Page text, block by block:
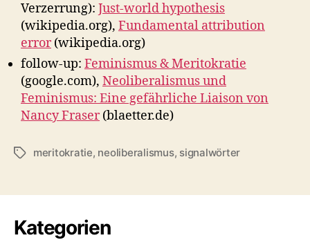
Verzerrung): Just-world hypothesis
(wikipedia.org), Fundamental attribution
error(wikipedia.org)
follow-up: Feminismus & Meritokratie
(google.com), Neoliberalismus und
Feminismus: Eine gefährliche Liaison von
Nancy Fraser(blaetter.de)
Schlagwörter
meritokratie, neoliberalismus, signalwörter
Kategorien